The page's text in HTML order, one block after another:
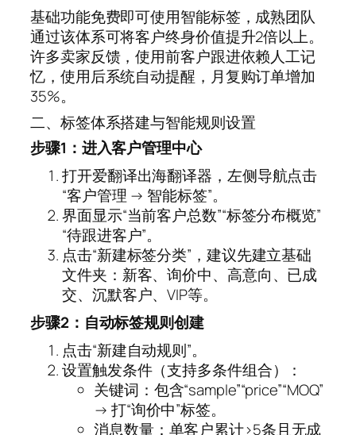
基础功能免费即可使用智能标签，成熟团队
通过该体系可将客户终身价值提升2倍以上。
许多卖家反馈，使用前客户跟进依赖人工记
忆，使用后系统自动提醒，月复购订单增加
35%。
二、标签体系搭建与智能规则设置
步骤1：进入客户管理中心
打开爱翻译出海翻译器，左侧导航点击
“客户管理 → 智能标签”。
界面显示“当前客户总数”“标签分布概览”
“待跟进客户”。
点击“新建标签分类”，建议先建立基础
文件夹：新客、询价中、高意向、已成
交、沉默客户、VIP等。
步骤2：自动标签规则创建
点击“新建自动规则”。
设置触发条件（支持多条件组合）：
关键词：包含“sample”“price”“MOQ”
→ 打“询价中”标签。
消息数量：单客户累计>5条且无成